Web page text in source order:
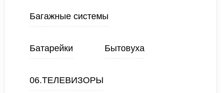
Багажные системы
Батарейки Бытовуха
06.ТЕЛЕВИЗОРЫ